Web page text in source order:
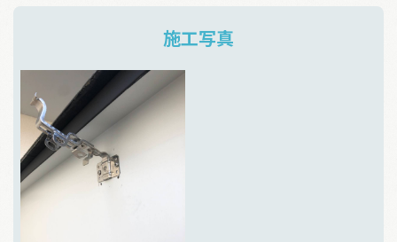
施工写真